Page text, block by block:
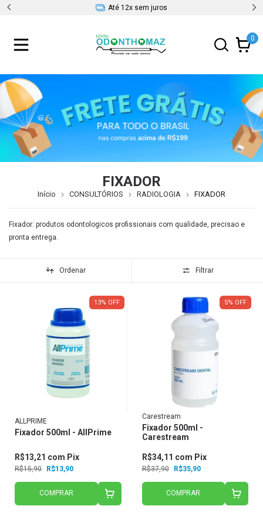
Até 12x sem juros
0
FIXADOR
Início CONSULTÓRIOS RADIOLOGIA FIXADOR
Fixador: produtos odontologicos profissionais com qualidade, precisao e
pronta entrega.
Ordenar Filtrar
13% OFF
ALLPRIME
Fixador 500ml - AllPrime
R$15,90 R$13,90
R$13,21 com Pix
COMPRAR
5% OFF
Carestream
Fixador 500ml -
Carestream
R$37,90 R$35,90
R$34,11 com Pix
COMPRAR